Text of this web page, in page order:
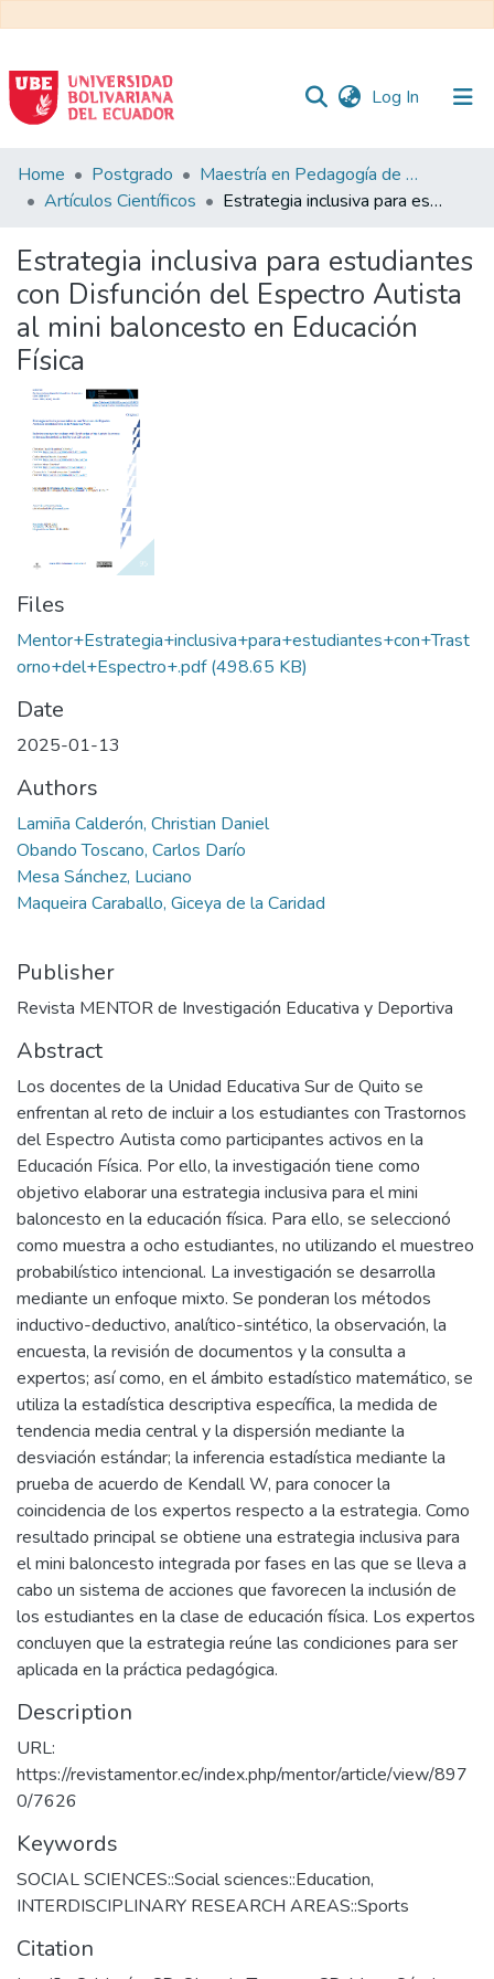
Log In (current)
Communities
&
All of DSpace
Statistics
Home Postgrado
Maestría en Pedagogía de la Cultura Física - Mención en Educación Física Inclusiva
Artículos Científicos
Estrategia inclusiva para estudiantes con Disfunción del Espectro Autista al mini baloncesto en Educación Física
Estrategia inclusiva para estudiantes
con Disfunción del Espectro Autista
al mini baloncesto en Educación
Física
Files
Mentor+Estrategia+inclusiva+para+estudiantes+con+Trast
orno+del+Espectro+.pdf(498.65 KB)
Date
2025-01-13
Authors
Lamiña Calderón, Christian Daniel
Obando Toscano, Carlos Darío
Mesa Sánchez, Luciano
Maqueira Caraballo, Giceya de la Caridad
Publisher
Revista MENTOR de Investigación Educativa y Deportiva
Abstract
Los docentes de la Unidad Educativa Sur de Quito se
enfrentan al reto de incluir a los estudiantes con Trastornos
del Espectro Autista como participantes activos en la
Educación Física. Por ello, la investigación tiene como
objetivo elaborar una estrategia inclusiva para el mini
baloncesto en la educación física. Para ello, se seleccionó
como muestra a ocho estudiantes, no utilizando el muestreo
probabilístico intencional. La investigación se desarrolla
mediante un enfoque mixto. Se ponderan los métodos
inductivo-deductivo, analítico-sintético, la observación, la
encuesta, la revisión de documentos y la consulta a
expertos; así como, en el ámbito estadístico matemático, se
utiliza la estadística descriptiva específica, la medida de
tendencia media central y la dispersión mediante la
desviación estándar; la inferencia estadística mediante la
prueba de acuerdo de Kendall W, para conocer la
coincidencia de los expertos respecto a la estrategia. Como
resultado principal se obtiene una estrategia inclusiva para
el mini baloncesto integrada por fases en las que se lleva a
cabo un sistema de acciones que favorecen la inclusión de
los estudiantes en la clase de educación física. Los expertos
concluyen que la estrategia reúne las condiciones para ser
aplicada en la práctica pedagógica.
Description
URL:
https://revistamentor.ec/index.php/mentor/article/view/897
0/7626
Keywords
SOCIAL SCIENCES::Social sciences::Education,
INTERDISCIPLINARY RESEARCH AREAS::Sports
Citation